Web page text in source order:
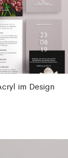
im Design